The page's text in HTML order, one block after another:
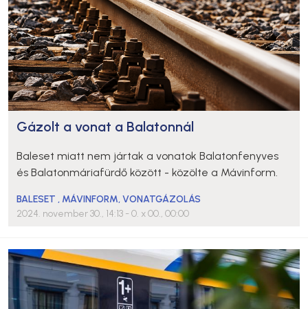
Gázolt a vonat a Balatonnál
Baleset miatt nem jártak a vonatok Balatonfenyves
és Balatonmáriafürdő között - közölte a Mávinform.
BALESET , MÁVINFORM,VONATGÁZOLÁS
2024. november 30., 14:13 - 0. x 00., 00:00